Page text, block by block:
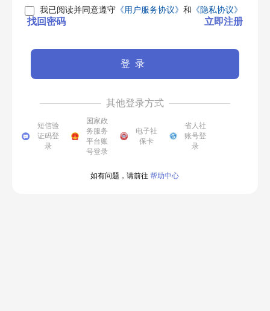
我已阅读并同意遵守《用户服务协议》 和 《隐私协议》
找回密码 立即注册
登录
其他登录方式
短信验
证码登
录
国家政
务服务
平台账
号登录
电子社
保卡
省人社
账号登
录
如有问题，请前往 帮助中心